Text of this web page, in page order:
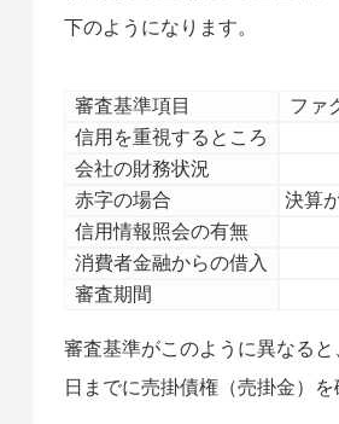
下のようになります。
審査基準項目 ファ
信用を重視するところ
会社の財務状況
赤字の場合
決算
信用情報照会の有無
消費者金融からの借入
審査期間
審査基準がこのように異なる
日までに売掛債権（売掛金）